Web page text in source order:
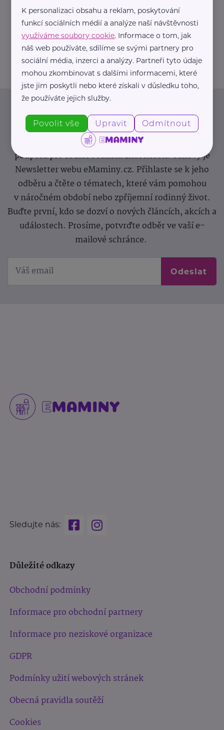
https://hartmanndirect.com/cs-cz
+420 800 100 150
info@hartmanndirect.cz
Newsletter
Pravidelný přísun novinek, inspirace na každý den,
podpora pro rodiče i sdílení zkušeností. Takový je
Newsletter webu eMaminy.cz. Přihlaste se k jeho
odběru a čtěte o tématech, které vám pomohou
v náročném období nebo zpříjemní rodinný život.
Buďte první, kdo se dozví o nových článcích, akcích a
událostech. Prosíme, potvrďte odběr ve vaší e-
mailové schránce.
Odeslat
Sledujte nás:
Důležité odkazy
Obchodní podmínky
Informace pro obchodní partnery
Informace pro neziskové organizace
GDPR
Podmínky užití webových stránek
Obecná pravidla soutěží
Cookies
K personalizaci obsahu a reklam, poskytování
funkcí sociálních médií a analýze naší návštěvnosti
využíváme soubory cookie. Informace o tom, jak
náš web používáte, sdílíme se svými partnery pro
sociální média, inzerci a analýzy. Partneři tyto údaje
mohou zkombinovat s dalšími informacemi, které
jste jim poskytli nebo které získali v důsledku toho,
že používáte jejich služby.
Povolit vše Upravit Odmítnout